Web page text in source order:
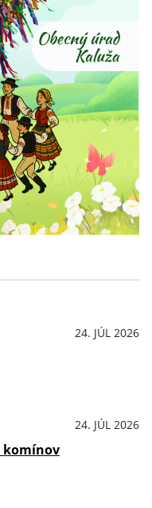
24. JÚL 2026
24. JÚL 2026
komínov